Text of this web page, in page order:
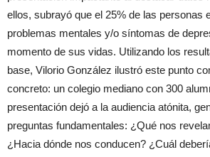
ellos, subrayó que el 25% de las personas
problemas mentales y/o síntomas de
momento de sus vidas. Utilizando los
base, Vilorio González ilustró este punto
concreto: un colegio mediano con 300
presentación dejó a la audiencia atónita,
preguntas fundamentales: ¿Qué nos
¿Hacia dónde nos conducen? ¿Cuál